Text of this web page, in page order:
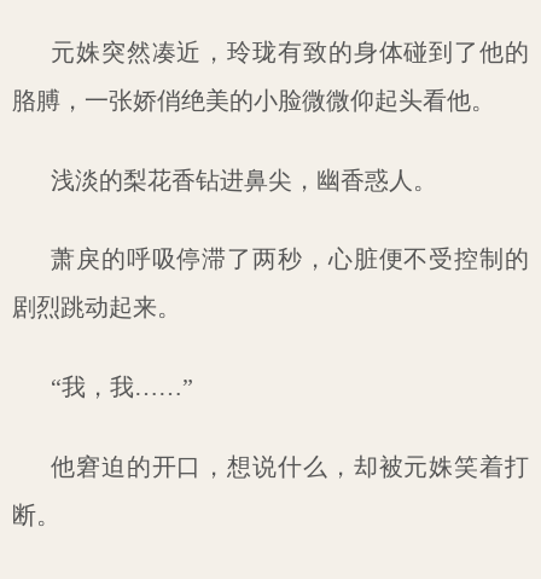
元姝突然凑近，玲珑有致的身体碰到了他的
胳膊，一张娇俏绝美的小脸微微仰起头看他。
浅淡的梨花香钻进鼻尖，幽香惑人。
萧戾的呼吸停滞了两秒，心脏便不受控制的
剧烈跳动起来。
“我，我……”
他窘迫的开口，想说什么，却被元姝笑着打
断。